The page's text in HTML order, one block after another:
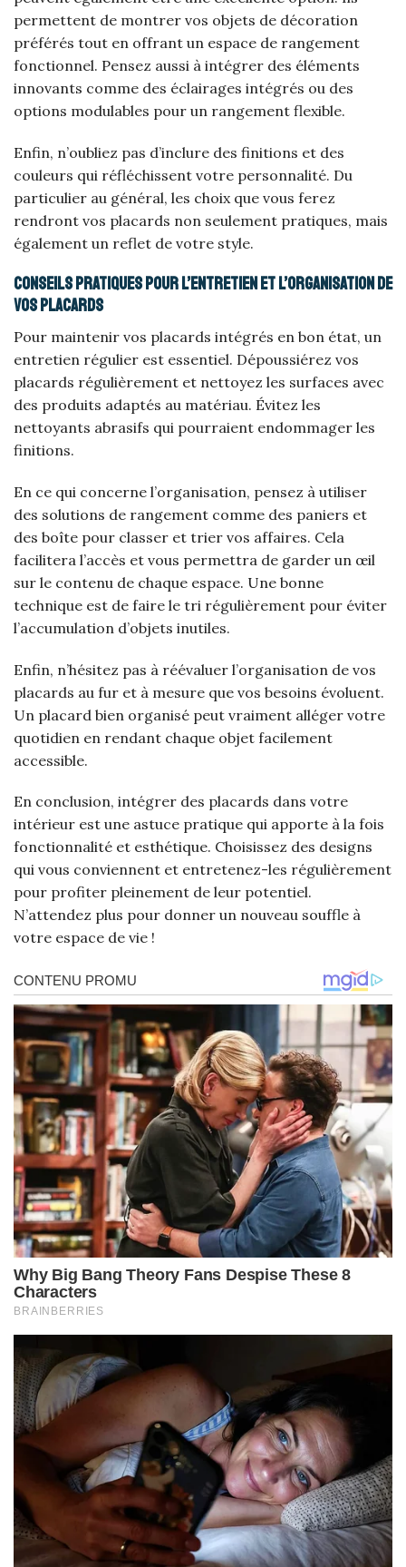
permettent de montrer vos objets de décoration
préférés tout en offrant un espace de rangement
fonctionnel. Pensez aussi à intégrer des éléments
innovants comme des éclairages intégrés ou des
options modulables pour un rangement flexible.
Enfin, n’oubliez pas d’inclure des finitions et des
couleurs qui réfléchissent votre personnalité. Du
particulier au général, les choix que vous ferez
rendront vos placards non seulement pratiques, mais
également un reflet de votre style.
Conseils pratiques pour l’entretien et l’organisation de
vos placards
Pour maintenir vos placards intégrés en bon état, un
entretien régulier est essentiel. Dépoussiérez vos
placards régulièrement et nettoyez les surfaces avec
des produits adaptés au matériau. Évitez les
nettoyants abrasifs qui pourraient endommager les
finitions.
En ce qui concerne l’organisation, pensez à utiliser
des solutions de rangement comme des paniers et
des boîte pour classer et trier vos affaires. Cela
facilitera l’accès et vous permettra de garder un œil
sur le contenu de chaque espace. Une bonne
technique est de faire le tri régulièrement pour éviter
l’accumulation d’objets inutiles.
Enfin, n’hésitez pas à réévaluer l’organisation de vos
placards au fur et à mesure que vos besoins évoluent.
Un placard bien organisé peut vraiment alléger votre
quotidien en rendant chaque objet facilement
accessible.
En conclusion, intégrer des placards dans votre
intérieur est une astuce pratique qui apporte à la fois
fonctionnalité et esthétique. Choisissez des designs
qui vous conviennent et entretenez-les régulièrement
pour profiter pleinement de leur potentiel.
N’attendez plus pour donner un nouveau souffle à
votre espace de vie !